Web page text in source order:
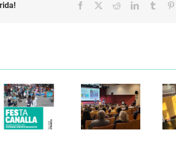
Facebook RedditLinkedInTumblr
Cal Figarot
lidera el
primer
d’energia
comunitària
Els Verds
presenten el
llibre
“Petita
història
dels